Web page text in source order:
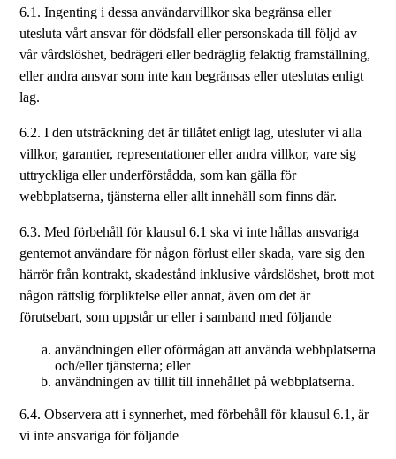
6.1. Ingenting i dessa användarvillkor ska begränsa eller
utesluta vårt ansvar för dödsfall eller personskada till följd av
vår vårdslöshet, bedrägeri eller bedräglig felaktig framställning,
eller andra ansvar som inte kan begränsas eller uteslutas enligt
lag.
6.2. I den utsträckning det är tillåtet enligt lag, utesluter vi alla
villkor, garantier, representationer eller andra villkor, vare sig
uttryckliga eller underförstådda, som kan gälla för
webbplatserna, tjänsterna eller allt innehåll som finns där.
6.3. Med förbehåll för klausul 6.1 ska vi inte hållas ansvariga
gentemot användare för någon förlust eller skada, vare sig den
härrör från kontrakt, skadestånd inklusive vårdslöshet, brott mot
någon rättslig förpliktelse eller annat, även om det är
förutsebart, som uppstår ur eller i samband med följande
användningen eller oförmågan att använda webbplatserna
och/eller tjänsterna; eller
användningen av tillit till innehållet på webbplatserna.
6.4. Observera att i synnerhet, med förbehåll för klausul 6.1, är
vi inte ansvariga för följande